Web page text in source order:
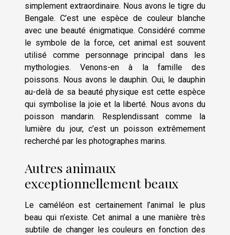
simplement extraordinaire. Nous avons le tigre du
Bengale. C’est une espèce de couleur blanche
avec une beauté énigmatique. Considéré comme
le symbole de la force, cet animal est souvent
utilisé comme personnage principal dans les
mythologies. Venons-en à la famille des
poissons. Nous avons le dauphin. Oui, le dauphin
au-delà de sa beauté physique est cette espèce
qui symbolise la joie et la liberté. Nous avons du
poisson mandarin. Resplendissant comme la
lumière du jour, c’est un poisson extrêmement
recherché par les photographes marins.
Autres animaux
exceptionnellement beaux
Le caméléon est certainement l’animal le plus
beau qui n’existe. Cet animal a une manière très
subtile de changer les couleurs en fonction des